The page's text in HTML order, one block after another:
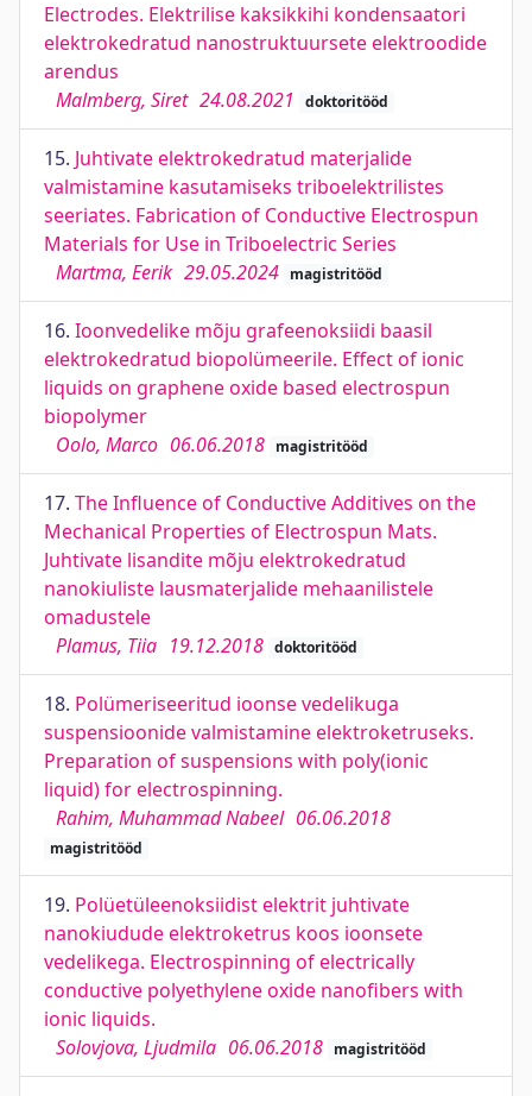
Electrodes. Elektrilise kaksikkihi kondensaatori
elektrokedratud nanostruktuursete elektroodide
arendus
Malmberg, Siret 24.08.2021 doktoritööd
15. Juhtivate elektrokedratud materjalide
valmistamine kasutamiseks triboelektrilistes
seeriates. Fabrication of Conductive Electrospun
Materials for Use in Triboelectric Series
Martma, Eerik 29.05.2024 magistritööd
16. Ioonvedelike mõju grafeenoksiidi baasil
elektrokedratud biopolümeerile. Effect of ionic
liquids on graphene oxide based electrospun
biopolymer
Oolo, Marco 06.06.2018 magistritööd
17. The Influence of Conductive Additives on the
Mechanical Properties of Electrospun Mats.
Juhtivate lisandite mõju elektrokedratud
nanokiuliste lausmaterjalide mehaanilistele
omadustele
Plamus, Tiia 19.12.2018 doktoritööd
18. Polümeriseeritud ioonse vedelikuga
suspensioonide valmistamine elektroketruseks.
Preparation of suspensions with poly(ionic
liquid) for electrospinning.
Rahim, Muhammad Nabeel 06.06.2018
magistritööd
19. Polüetüleenoksiidist elektrit juhtivate
nanokiudude elektroketrus koos ioonsete
vedelikega. Electrospinning of electrically
conductive polyethylene oxide nanofibers with
ionic liquids.
Solovjova, Ljudmila 06.06.2018 magistritööd